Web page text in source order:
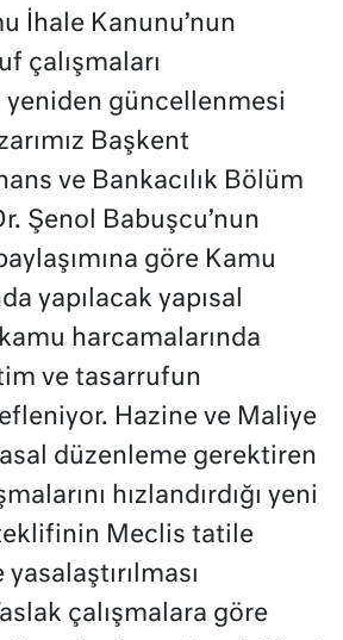
İhale Kanunu’nun
çalışmaları
güncellenmesi
Başkent
ve Bankacılık Bölüm
Şenol Babuşcu’nun
göre Kamu
yapılacak yapısal
harcamalarında
ve tasarrufun
Hazine ve Maliye
düzenleme gerektiren
hızlandırdığı yeni
Meclis tatile
çalışmalara göre